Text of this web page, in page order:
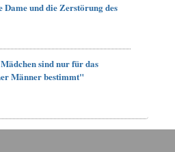
und die Zerstörung des
sind nur für das
Männer bestimmt"